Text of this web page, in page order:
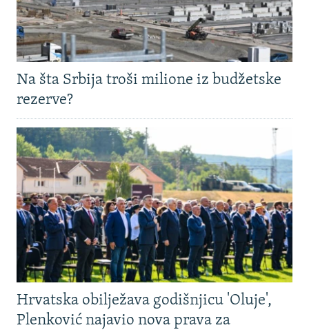
Na šta Srbija troši milione iz budžetske
rezerve?
Hrvatska obilježava godišnjicu 'Oluje',
Plenković najavio nova prava za